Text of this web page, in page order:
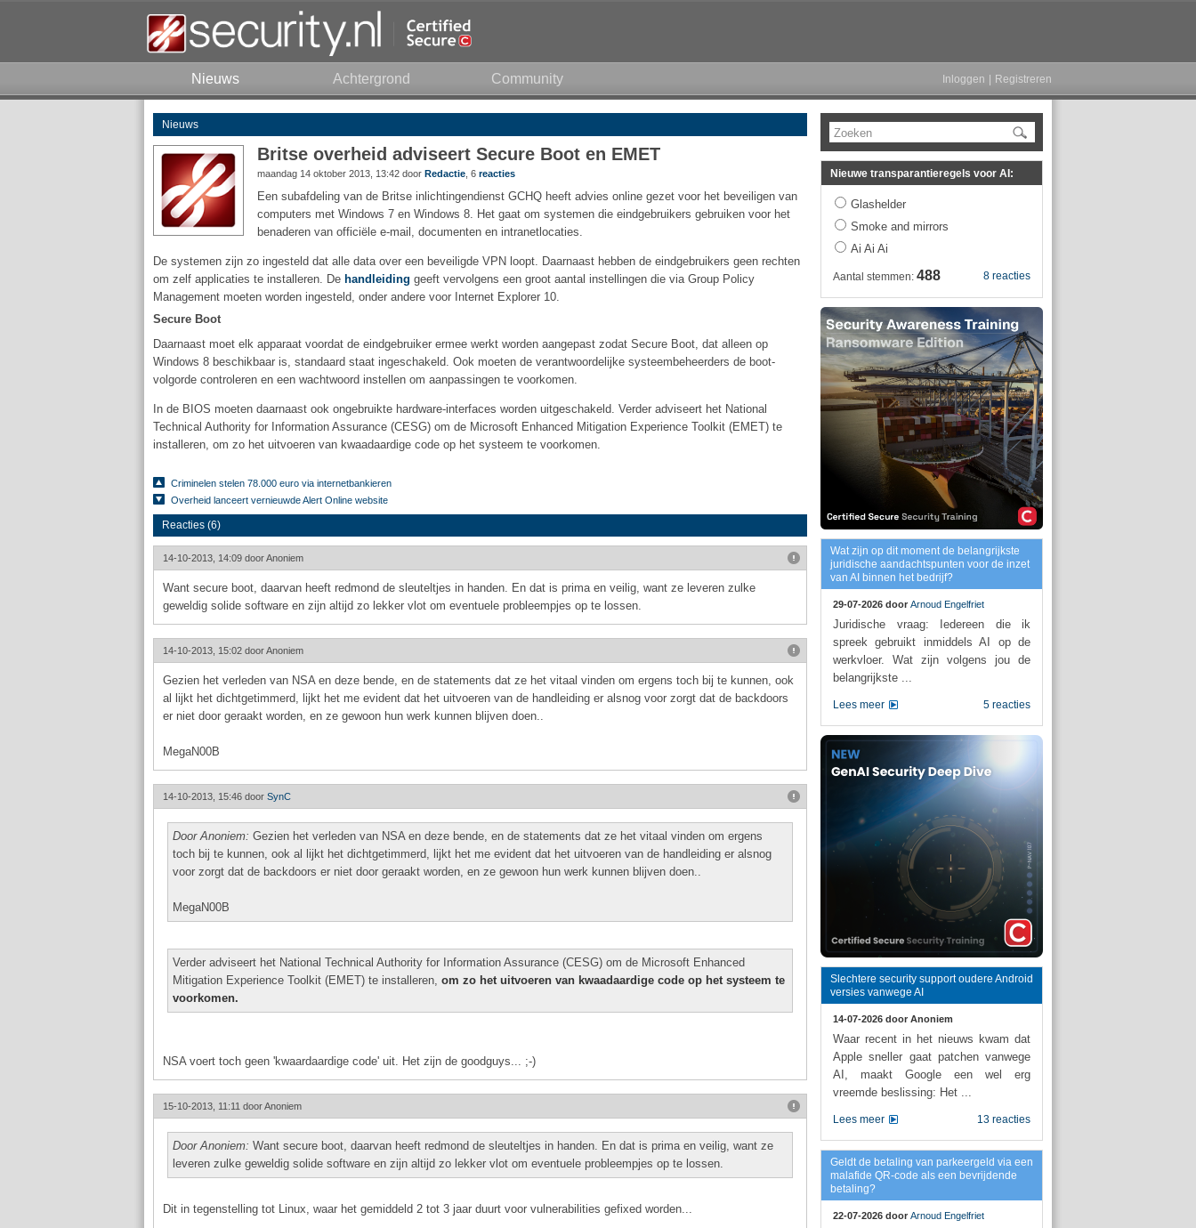
Nieuws Achtergrond Community Inloggen Registreren
Nieuws
Britse overheid adviseert Secure Boot en EMET
maandag 14 oktober 2013, 13:42 door Redactie , 6 reacties
Een subafdeling van de Britse inlichtingendienst GCHQ heeft advies online gezet voor het beveiligen van
computers met Windows 7 en Windows 8. Het gaat om systemen die eindgebruikers gebruiken voor het
benaderen van officiële e-mail, documenten en intranetlocaties.
De systemen zijn zo ingesteld dat alle data over een beveiligde VPN loopt. Daarnaast hebben de eindgebruikers geen rechten
om zelf applicaties te installeren. De handleiding geeft vervolgens een groot aantal instellingen die via Group Policy
Management moeten worden ingesteld, onder andere voor Internet Explorer 10.
Secure Boot
Daarnaast moet elk apparaat voordat de eindgebruiker ermee werkt worden aangepast zodat Secure Boot, dat alleen op
Windows 8 beschikbaar is, standaard staat ingeschakeld. Ook moeten de verantwoordelijke systeembeheerders de boot-
volgorde controleren en een wachtwoord instellen om aanpassingen te voorkomen.
In de BIOS moeten daarnaast ook ongebruikte hardware-interfaces worden uitgeschakeld. Verder adviseert het National
Technical Authority for Information Assurance (CESG) om de Microsoft Enhanced Mitigation Experience Toolkit (EMET) te
installeren, om zo het uitvoeren van kwaadaardige code op het systeem te voorkomen.
Criminelen stelen 78.000 euro via internetbankieren
Overheid lanceert vernieuwde Alert Online website
Reacties (6)
14-10-2013, 14:09 doorAnoniem
Want secure boot, daarvan heeft redmond de sleuteltjes in handen. En dat is prima en veilig, want ze leveren zulke
geweldig solide software en zijn altijd zo lekker vlot om eventuele probleempjes op te lossen.
14-10-2013, 15:02 doorAnoniem
Gezien het verleden van NSA en deze bende, en de statements dat ze het vitaal vinden om ergens toch bij te kunnen, ook
al lijkt het dichtgetimmerd, lijkt het me evident dat het uitvoeren van de handleiding er alsnog voor zorgt dat de backdoors
er niet door geraakt worden, en ze gewoon hun werk kunnen blijven doen..
MegaN00B
14-10-2013, 15:46 door SynC
Door Anoniem: Gezien het verleden van NSA en deze bende, en de statements dat ze het vitaal vinden om ergens
toch bij te kunnen, ook al lijkt het dichtgetimmerd, lijkt het me evident dat het uitvoeren van de handleiding er alsnog
voor zorgt dat de backdoors er niet door geraakt worden, en ze gewoon hun werk kunnen blijven doen..
MegaN00B
Verder adviseert het National Technical Authority for Information Assurance (CESG) om de Microsoft Enhanced
Mitigation Experience Toolkit (EMET) te installeren, om zo het uitvoeren van kwaadaardige code op het systeem te
voorkomen.
NSA voert toch geen 'kwaardaardige code' uit. Het zijn de goodguys... ;-)
15-10-2013, 11:11 doorAnoniem
Door Anoniem: Want secure boot, daarvan heeft redmond de sleuteltjes in handen. En dat is prima en veilig, want ze
leveren zulke geweldig solide software en zijn altijd zo lekker vlot om eventuele probleempjes op te lossen.
Dit in tegenstelling tot Linux, waar het gemiddeld 2 tot 3 jaar duurt voor vulnerabilities gefixed worden...
Zoeken
Nieuwe transparantieregels voor AI:
Glashelder
Smoke and mirrors
Ai Ai Ai
8 reacties
Aantal stemmen: 488
Wat zijn op dit moment de belangrijkste
juridische aandachtspunten voor de inzet
van AI binnen het bedrijf?
29-07-2026 door Arnoud Engelfriet
Juridische vraag: Iedereen die ik
spreek gebruikt inmiddels AI op de
werkvloer. Wat zijn volgens jou de
belangrijkste ...
5 reacties
Lees meer
Slechtere security support oudere Android
versies vanwege AI
14-07-2026 door Anoniem
Waar recent in het nieuws kwam dat
Apple sneller gaat patchen vanwege
AI, maakt Google een wel erg
vreemde beslissing: Het ...
13 reacties
Lees meer
Geldt de betaling van parkeergeld via een
malafide QR-code als een bevrijdende
betaling?
22-07-2026 door Arnoud Engelfriet